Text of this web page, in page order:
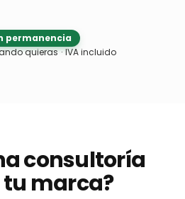
permanencia
quieras · IVA incluido
consultoría
marca?